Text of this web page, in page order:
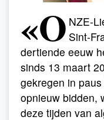
«O NZE-
Sint-
dertiende eeuw
sinds 13 maart
gekregen in
opnieuw bidden,
deze tijden van